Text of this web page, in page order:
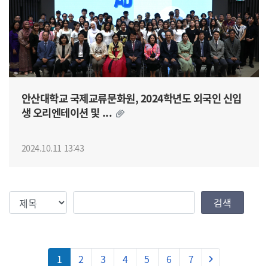
안산대학교 국제교류문화원, 2024학년도 외국인 신입
생 오리엔테이션 및 ...
2024.10.11 13:43
검색조건 검색값 검색
1 2 3 4 5 6 7 keyboard_arrow_right